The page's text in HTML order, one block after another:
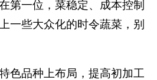
第一位，菜稳定、成本控制
一些大众化的时令蔬菜，别
色品种上布局，提高初加工